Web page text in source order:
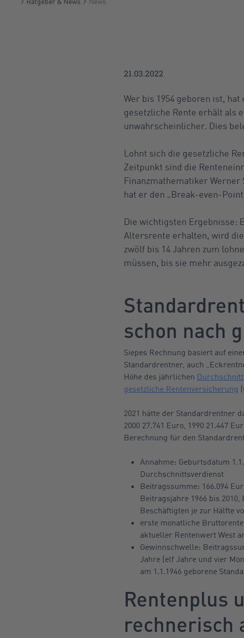
21.03.2022
Wer bis 1954 geboren ist,
gesetzliche Rente erhält als
unwahrscheinlicher. Dies
Lohnt sich die gesetzliche
Zeitpunkt sind die
Finanzmathematiker
hat er den „Break-even-
Die wichtigsten Ergebnisse:
Altersrente erhalten, wird
zwölf bis 14 Jahren zum
müssen, bis sie mehr
schon nach
Siepes Rechnung basiert auf
Standardrentner, auch
Höhe des jährlichen
gesetzliche Rentenversicherung
2021 hätte der Standardrentner
2000 27.741 Euro, 1990 21.447
Berechnung für den
Annahme: Geburtsdatum
Durchschnittsverdienst
Beitragssumme: 166.094
Beitragsjahre 1966 bis
Beschäftigten je zur Hälfte
erste monatliche
aktueller Rentenwert West
Gewinnschwelle:
Jahre (elf Jahre und vier
am 1.1.1946 geborene
Rentenplus
rechnerisch